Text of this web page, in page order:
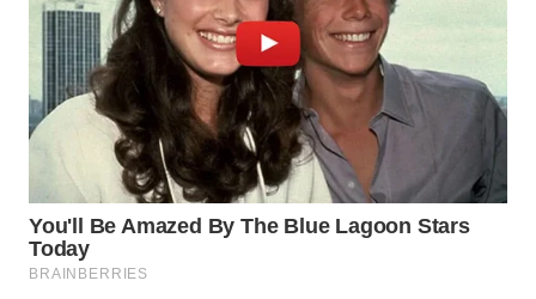
LIKUPANG
WN
LABUANBAJO
BORNEO
Wahana
Media